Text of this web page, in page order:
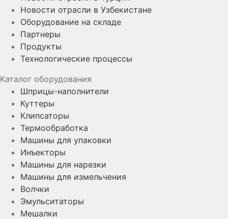
Новости отрасли в Узбекистане
Оборудование на складе
Партнеры
Продукты
Технологические процессы
Каталог оборудования
Шприцы-наполнители
Куттеры
Клипсаторы
Термообработка
Машины для упаковки
Инъекторы
Машины для нарезки
Машины для измельчения
Волчки
Эмульситаторы
Мешалки